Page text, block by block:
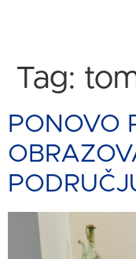
Tag:
PONOVO